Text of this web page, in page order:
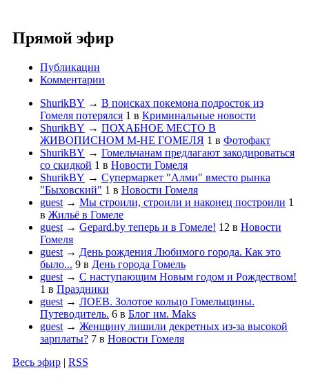
Прямой эфир
Публикации
Комментарии
ShurikBY → В поисках покемона подросток из
Гомеля потерялся 1 в Криминальные новости
ShurikBY → ПОХАБНОЕ МЕСТО В
ЖИВОПИСНОМ М-НЕ ГОМЕЛЯ 1 в Фотофакт
ShurikBY → Гомельчанам предлагают закодироваться
со скидкой 1 в Новости Гомеля
ShurikBY → Супермаркет "Алми" вместо рынка
"Быховский" 1 в Новости Гомеля
guest → Мы строили, строили и наконец построили 1
в Жильё в Гомеле
guest → Gepard.by теперь и в Гомеле! 12 в Новости
Гомеля
guest → День рождения Любимого города. Как это
было... 9 в День города Гомель
guest → С наступающим Новым годом и Рождеством!
1 в Праздники
guest → ЛОЕВ. Золотое кольцо Гомельщины.
Путеводитель. 6 в Блог им. Maks
guest → Женщину лишили декретных из-за высокой
зарплаты? 7 в Новости Гомеля
Весь эфир | RSS